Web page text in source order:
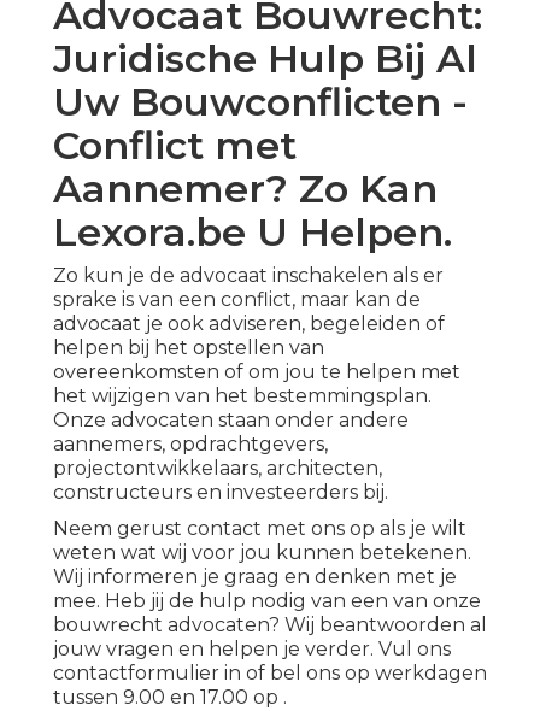
Advocaat Bouwrecht:
Juridische Hulp Bij Al
Uw Bouwconflicten -
Conflict met
Aannemer? Zo Kan
Lexora.be U Helpen.
Zo kun je de advocaat inschakelen als er
sprake is van een conflict, maar kan de
advocaat je ook adviseren, begeleiden of
helpen bij het opstellen van
overeenkomsten of om jou te helpen met
het wijzigen van het bestemmingsplan.
Onze advocaten staan onder andere
aannemers, opdrachtgevers,
projectontwikkelaars, architecten,
constructeurs en investeerders bij.
Neem gerust contact met ons op als je wilt
weten wat wij voor jou kunnen betekenen.
Wij informeren je graag en denken met je
mee. Heb jij de hulp nodig van een van onze
bouwrecht advocaten? Wij beantwoorden al
jouw vragen en helpen je verder. Vul ons
contactformulier in of bel ons op werkdagen
tussen 9.00 en 17.00 op .